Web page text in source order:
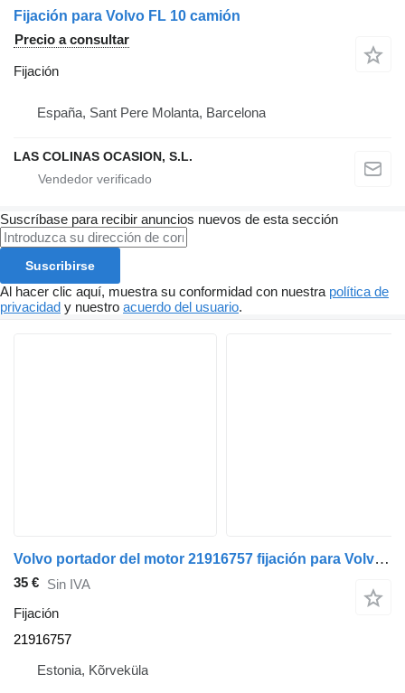
Fijación para Volvo FL 10 camión
Precio a consultar
Fijación
España, Sant Pere Molanta, Barcelona
LAS COLINAS OCASION, S.L.
Suscríbase para recibir anuncios nuevos de esta sección
Suscribirse
Al hacer clic aquí, muestra su conformidad con nuestra política de
privacidad y nuestro acuerdo del usuario.
Volvo portador del motor 21916757 fijación para Volvo FL280 camión
35 € Sin IVA
Fijación
21916757
Estonia, Kõrveküla